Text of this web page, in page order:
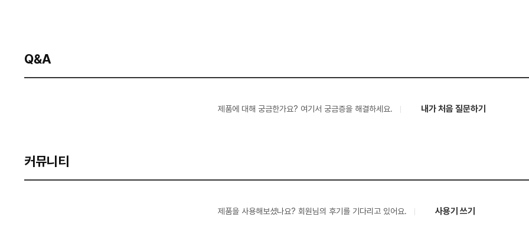
Q&A
제품에 대해 궁금한가요? 여기서 궁금증을 해결하세요. 내가 처음 질문하기
커뮤니티
제품을 사용해보셨나요? 회원님의 후기를 기다리고 있어요. 사용기 쓰기